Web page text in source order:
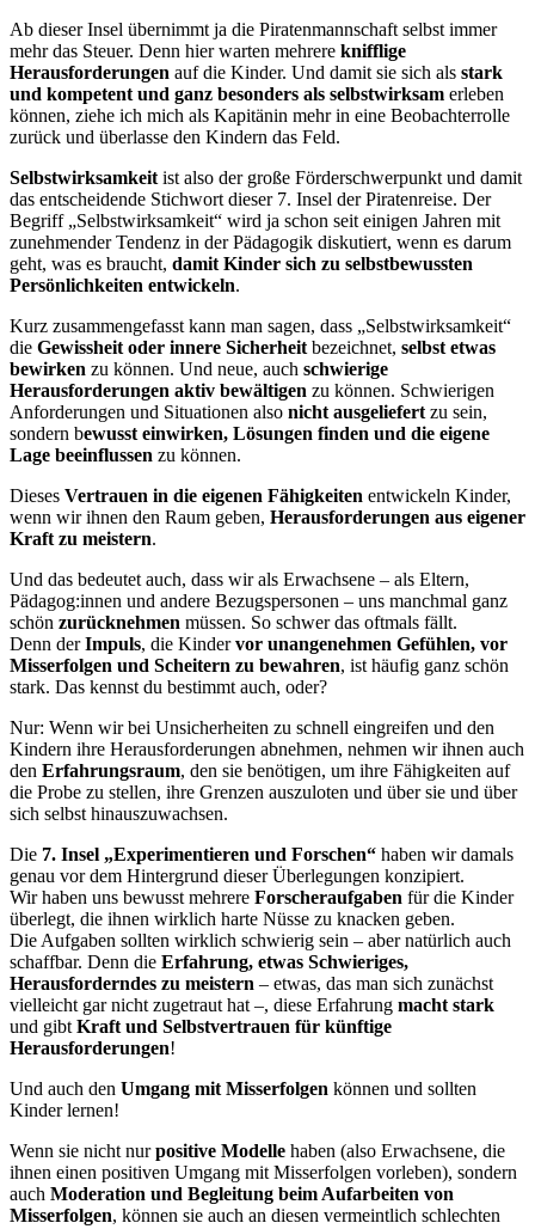
Ab dieser Insel übernimmt ja die Piratenmannschaft selbst immer
mehr das Steuer. Denn hier warten mehrere knifflige
Herausforderungen auf die Kinder. Und damit sie sich als stark
und kompetent und ganz besonders als selbstwirksam erleben
können, ziehe ich mich als Kapitänin mehr in eine Beobachterrolle
zurück und überlasse den Kindern das Feld.
Selbstwirksamkeit ist also der große Förderschwerpunkt und damit
das entscheidende Stichwort dieser 7. Insel der Piratenreise. Der
Begriff „Selbstwirksamkeit“ wird ja schon seit einigen Jahren mit
zunehmender Tendenz in der Pädagogik diskutiert, wenn es darum
geht, was es braucht, damit Kinder sich zu selbstbewussten
Persönlichkeiten entwickeln.
Kurz zusammengefasst kann man sagen, dass „Selbstwirksamkeit“
die Gewissheit oder innere Sicherheit bezeichnet, selbst etwas
bewirken zu können. Und neue, auch schwierige
Herausforderungen aktiv bewältigen zu können. Schwierigen
Anforderungen und Situationen also nicht ausgeliefert zu sein,
sondern bewusst einwirken, Lösungen finden und die eigene
Lage beeinflussen zu können.
Dieses Vertrauen in die eigenen Fähigkeiten entwickeln Kinder,
wenn wir ihnen den Raum geben, Herausforderungen aus eigener
Kraft zu meistern.
Und das bedeutet auch, dass wir als Erwachsene – als Eltern,
Pädagog:innen und andere Bezugspersonen – uns manchmal ganz
schön zurücknehmen müssen. So schwer das oftmals fällt.
Denn derImpuls, die Kindervor unangenehmen Gefühlen, vor
Misserfolgen und Scheitern zu bewahren, ist häufig ganz schön
stark. Das kennst du bestimmt auch, oder?
Nur: Wenn wir bei Unsicherheiten zu schnell eingreifen und den
Kindern ihre Herausforderungen abnehmen, nehmen wir ihnen auch
den Erfahrungsraum, den sie benötigen, um ihre Fähigkeiten auf
die Probe zu stellen, ihre Grenzen auszuloten und über sie und über
sich selbst hinauszuwachsen.
Die 7. Insel „Experimentieren und Forschen“ haben wir damals
genau vor dem Hintergrund dieser Überlegungen konzipiert.
Wir haben uns bewusst mehrere Forscheraufgaben für die Kinder
überlegt, die ihnen wirklich harte Nüsse zu knacken geben.
Die Aufgaben sollten wirklich schwierig sein – aber natürlich auch
schaffbar. Denn die Erfahrung, etwas Schwieriges,
Herausforderndes zu meistern – etwas, das man sich zunächst
vielleicht gar nicht zugetraut hat –, diese Erfahrung macht stark
und gibt Kraft und Selbstvertrauen für künftige
Herausforderungen!
Und auch den Umgang mit Misserfolgen können und sollten
Kinder lernen!
Wenn sie nicht nurpositive Modelle haben (also Erwachsene, die
ihnen einen positiven Umgang mit Misserfolgen vorleben), sondern
auch Moderation und Begleitung beim Aufarbeiten von
Misserfolgen, können sie auch an diesen vermeintlich schlechten